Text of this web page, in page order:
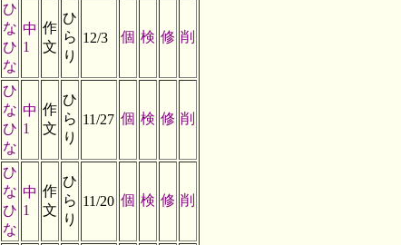
ひ
な
ひ
な
中
1
作
文
ひ
ら
り
12/3 個 検 修 削
ひ
な
ひ
な
中
1
作
文
ひ
ら
り
11/27 個 検 修 削
ひ
な
ひ
な
中
1
作
文
ひ
ら
り
11/20 個 検 修 削